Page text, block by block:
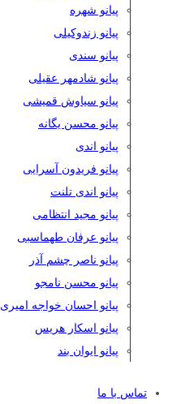
پیانو شهره
پیانو زندوکیلی
پیانو سندی
پیانو شادمهر عقیلی
پیانو سیاوش قمیشی
پیانو محسن یگانه
پیانو اندی
پیانو فریدون آسرایی
پیانو اندی تلنت
پیانو مجید انتظامی
پیانو عرفان طهماسبی
پیانو ناصر چشم آذر
پیانو محسن نامجو
پیانو احسان خواجه امیری
پیانو اسکار هریس
پیانو ایوان بند
تماس با ما